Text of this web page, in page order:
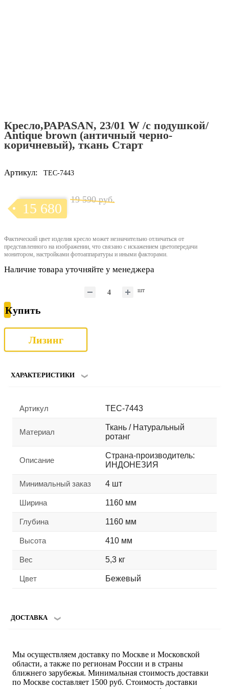
Кресло,PAPASAN, 23/01 W /с подушкой/
Antique brown (античный черно-
коричневый), ткань Старт
Артикул: TEC-7443
15 680
19 590 руб.
Фактический цвет изделия кресло может незначительно отличаться от
представленного на изображении, что связано с искажением цветопередачи
монитором, настройками фотоаппаратуры и иными факторами.
Наличие товара уточняйте у менеджера
шт
Купить
Лизинг
ХАРАКТЕРИСТИКИ
Артикул TEC-7443
Материал
Ткань / Натуральный
ротанг
Описание
Страна-производитель:
ИНДОНЕЗИЯ
Минимальный заказ 4 шт
Ширина 1160 мм
Глубина 1160 мм
Высота 410 мм
Вес 5,3 кг
Цвет Бежевый
ДОСТАВКА
Мы осуществляем доставку по Москве и Московской
области, а также по регионам России и в страны
ближнего зарубежья. Минимальная стоимость доставки
по Москве составляет 1500 руб. Стоимость доставки